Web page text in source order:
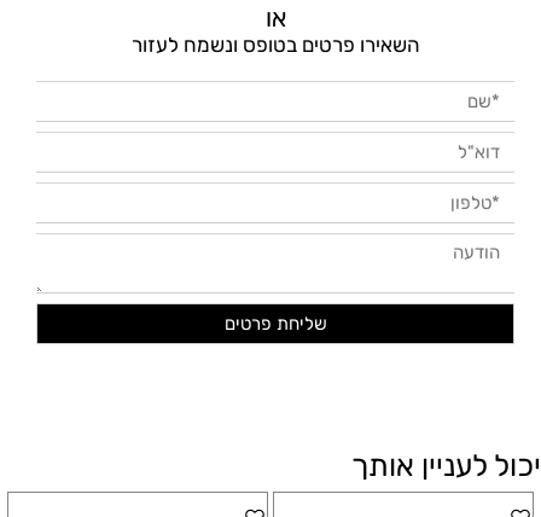
או
השאירו פרטים בטופס ונשמח לעזור
יכול לעניין אותך